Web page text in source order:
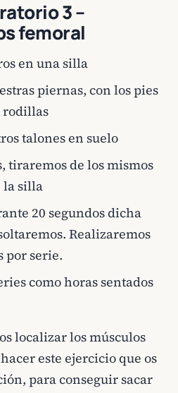
3 –
femoral
en una silla
piernas, con los pies
rodillas
talones en suelo
tiraremos de los mismos
la silla
20 segundos dicha
Realizaremos
por serie.
como horas sentados
localizar los músculos
este ejercicio que os
para conseguir sacar